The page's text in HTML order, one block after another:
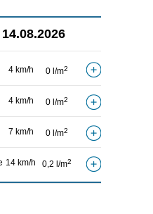
14.08.2026
4 km/h 0 l/m2
4 km/h 0 l/m2
7 km/h 0 l/m2
14 km/h 0,2 l/m2